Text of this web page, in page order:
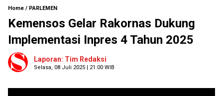
Home / PARLEMEN
Kemensos Gelar Rakornas Dukung
Implementasi Inpres 4 Tahun 2025
Laporan: Tim Redaksi
Selasa, 08 Juli 2025 | 21:00 WIB